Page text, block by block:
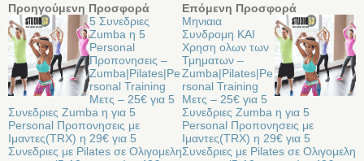
Προηγούμενη Προσφορά
5 Συνεδριες
Zumba η 5
Personal
Προπονησεις –
Zumba|Pilates|Pe
rsonal Training
Μετς – 25€ για 5
Συνεδριες Zumba η για 5
Personal Προπονησεις με
Ιμαντες(TRX) η 29€ για 5
Συνεδριες με Pilates σε Ολιγομελη
Επόμενη Προσφορά
Μηνιαια
Συνδρομη ΚΑΙ
Χρηση ολων των
Τμηματων –
Zumba|Pilates|Pe
rsonal Training
Μετς – 25€ για 5
Συνεδριες Zumba η για 5
Personal Προπονησεις με
Ιμαντες(TRX) η 29€ για 5
Συνεδριες με Pilates σε Ολιγομελη